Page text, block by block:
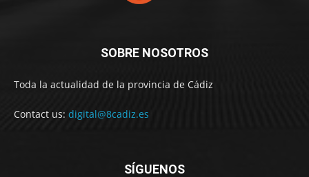
SOBRE NOSOTROS
Toda la actualidad de la provincia de Cádiz
Contact us: digital@8cadiz.es
SÍGUENOS